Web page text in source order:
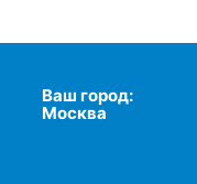
Ваш город:
Москва